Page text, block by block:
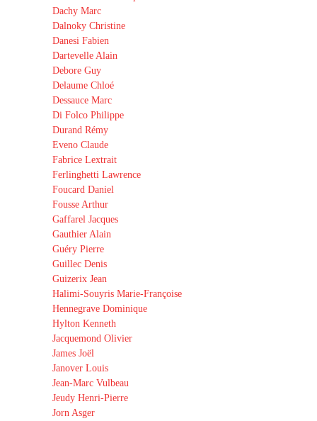
Dachy Marc
Dalnoky Christine
Danesi Fabien
Dartevelle Alain
Debore Guy
Delaume Chloé
Dessauce Marc
Di Folco Philippe
Durand Rémy
Eveno Claude
Fabrice Lextrait
Ferlinghetti Lawrence
Foucard Daniel
Fousse Arthur
Gaffarel Jacques
Gauthier Alain
Guéry Pierre
Guillec Denis
Guizerix Jean
Halimi-Souyris Marie-Françoise
Hennegrave Dominique
Hylton Kenneth
Jacquemond Olivier
James Joël
Janover Louis
Jean-Marc Vulbeau
Jeudy Henri-Pierre
Jorn Asger